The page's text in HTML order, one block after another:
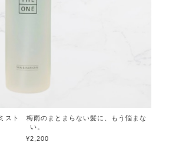
スト 梅雨のまとまらない髪に、もう悩まな
い。
¥2,200